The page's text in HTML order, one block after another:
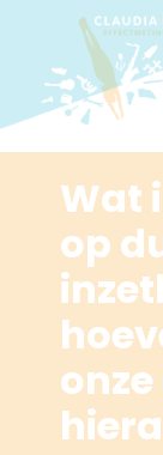
Wat
op